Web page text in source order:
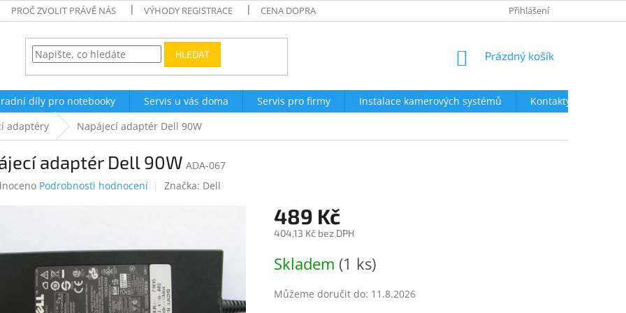
PROČ ZVOLIT PRÁVĚ NÁS VÝHODY REGISTRACE CENA DOPRAVY OBCHODNÍ PODMÍNKY
Přihlášení
HLEDAT
NÁKUPNÍ
Prázdný košík
díly pro notebooky Servis u vás doma Servis pro firmy Instalace kamerových systémů
Kontakty
adaptéry Napájecí adaptér Dell 90W
adaptér Dell 90W ADA-067
Podrobnosti hodnocení Značka: Dell
489 Kč
404,13 Kč bez DPH
cena:
Skladem (1 ks)
Můžeme doručit do: 11.8.2026